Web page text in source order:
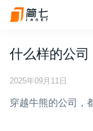
什么样的公司
2025年09月11日
穿越牛熊的公司，